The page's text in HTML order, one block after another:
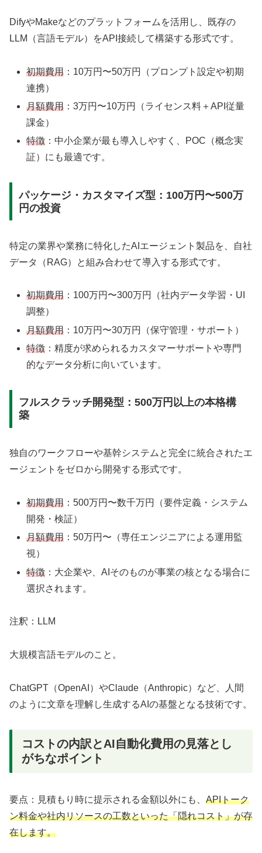
DifyやMakeなどのプラットフォームを活用し、既存の
LLM（言語モデル）をAPI接続して構築する形式です。
初期費用 ：10万円〜50万円（プロンプト設定や初期
連携）
月額費用 ：3万円〜10万円（ライセンス料＋API従量
課金）
特徴 ：中小企業が最も導入しやすく、POC（概念実
証）にも最適です。
パッケージ・カスタマイズ型：100万円〜500万
円の投資
特定の業界や業務に特化したAIエージェント製品を、自社
データ（RAG）と組み合わせて導入する形式です。
初期費用 ：100万円〜300万円（社内データ学習・UI
調整）
月額費用 ：10万円〜30万円（保守管理・サポート）
特徴 ：精度が求められるカスタマーサポートや専門
的なデータ分析に向いています。
フルスクラッチ開発型：500万円以上の本格構
築
独自のワークフローや基幹システムと完全に統合されたエ
ージェントをゼロから開発する形式です。
初期費用 ：500万円〜数千万円（要件定義・システム
開発・検証）
月額費用 ：50万円〜（専任エンジニアによる運用監
視）
特徴 ：大企業や、AIそのものが事業の核となる場合に
選択されます。
注釈：LLM
大規模言語モデルのこと。
ChatGPT（OpenAI）やClaude（Anthropic）など、人間
のように文章を理解し生成するAIの基盤となる技術です。
コストの内訳とAI自動化費用の見落とし
がちなポイント
要点：見積もり時に提示される金額以外にも、 APIトーク
ン料金や社内リソースの工数といった「隠れコスト」が存
在します。